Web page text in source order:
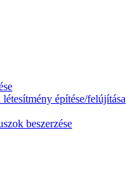
építése/felújítása
beszerzése